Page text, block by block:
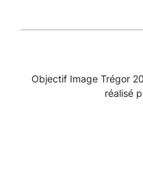
Objectif Image Trégor
réalisé